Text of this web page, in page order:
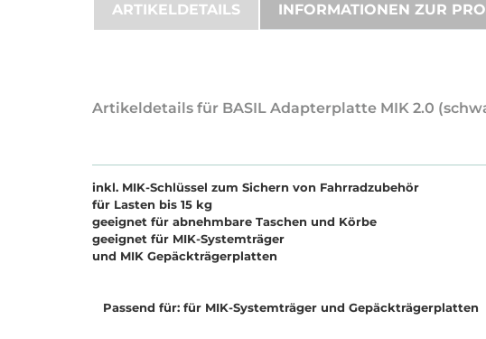
ARTIKELDETAILS INFORMATIONEN ZUR
Artikeldetails für BASIL Adapterplatte MIK 2.0
inkl. MIK-Schlüssel zum Sichern von Fahrradzubehör
für Lasten bis 15 kg
geeignet für abnehmbare Taschen und Körbe
geeignet für MIK-Systemträger
und MIK Gepäckträgerplatten
Passend für: für MIK-Systemträger und Gepäckträgerplatten